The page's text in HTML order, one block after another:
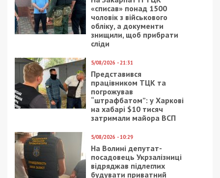
за останніми новинами!
Приєднатися
Читайте також
Предыдущая статья:
Смерть українців у готелі Кракова: що
відомо
Следующая статья:
Ворог вдарив КАБом по
Синельниківському району: є поранені